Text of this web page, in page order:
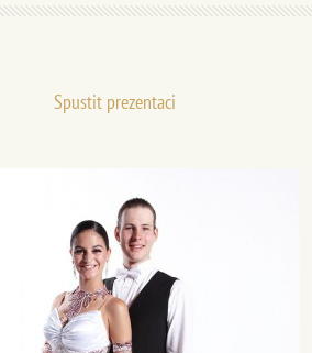
Spustit prezentaci